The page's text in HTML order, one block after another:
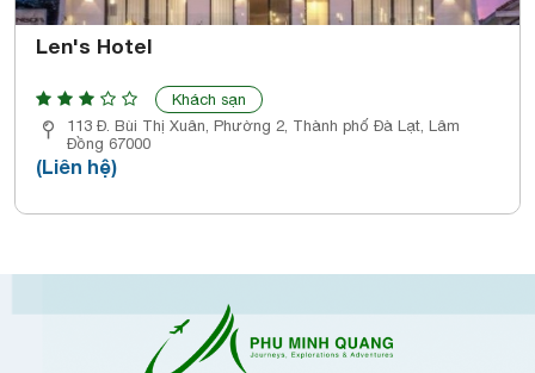
Len's Hotel
Khách sạn
113 Đ. Bùi Thị Xuân, Phường 2, Thành phố Đà Lạt, Lâm
Đồng 67000
(Liên hệ)